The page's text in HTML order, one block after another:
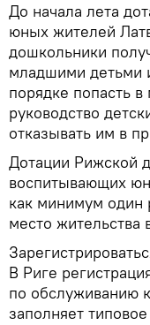
До начала лета
юных жителей
дошкольники
младшими детьми
порядке попасть
руководство
отказывать им в
Дотации Рижской
воспитывающих
как минимум один
место жительства
В Риге
по обслуживанию
заполняет